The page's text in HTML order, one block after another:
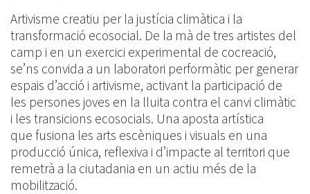
Artivisme creatiu per la justícia climàtica i la
transformació ecosocial. De la mà de tres artistes del
camp i en un exercici experimental de cocreació,
se’ns convida a un laboratori performàtic per generar
espais d’acció i artivisme, activant la participació de
les persones joves en la lluita contra el canvi climàtic
i les transicions ecosocials. Una aposta artística
que fusiona les arts escèniques i visuals en una
producció única, reflexiva i d’impacte al territori que
remetrà a la ciutadania en un actiu més de la
mobilització.